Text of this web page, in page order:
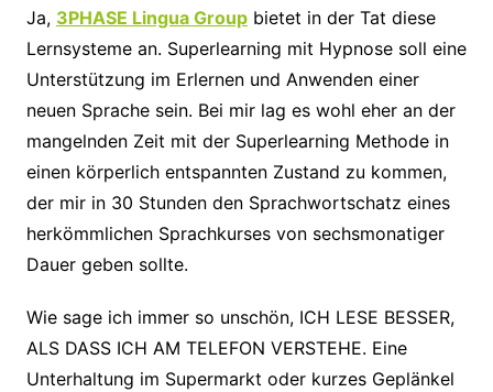
Ja, 3PHASE Lingua Groupbietet in der Tat diese
Lernsysteme an. Superlearning mit Hypnose soll eine
Unterstützung im Erlernen und Anwenden einer
neuen Sprache sein. Bei mir lag es wohl eher an der
mangelnden Zeit mit der Superlearning Methode in
einen körperlich entspannten Zustand zu kommen,
der mir in 30 Stunden den Sprachwortschatz eines
herkömmlichen Sprachkurses von sechsmonatiger
Dauer geben sollte.
Wie sage ich immer so unschön, ICH LESE BESSER,
ALS DASS ICH AM TELEFON VERSTEHE. Eine
Unterhaltung im Supermarkt oder kurzes Geplänkel